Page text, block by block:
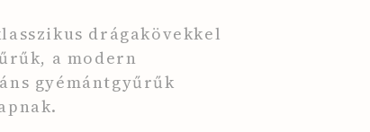
drágakövekkel
a modern
gyémántgyűrűk